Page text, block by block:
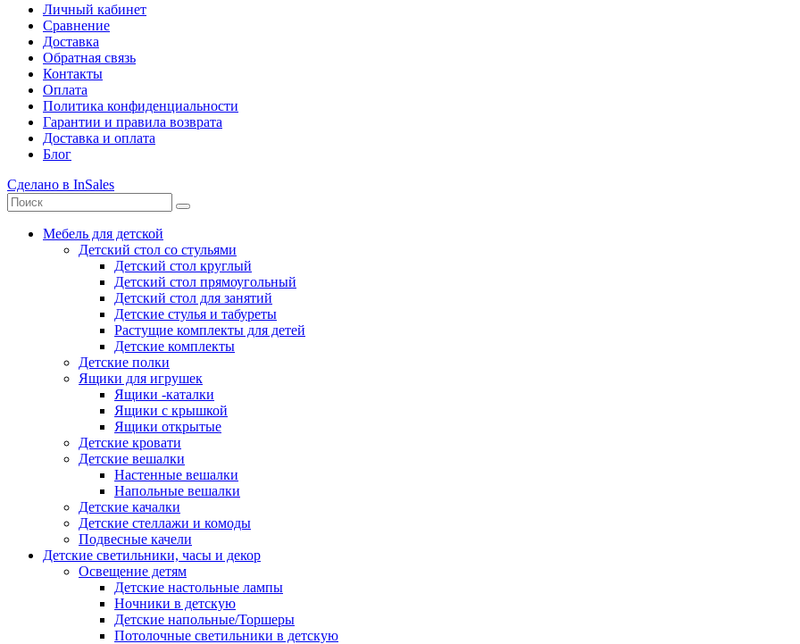
Личный кабинет
Сравнение
Доставка
Обратная связь
Контакты
Оплата
Политика конфиденциальности
Гарантии и правила возврата
Доставка и оплата
Блог
Сделано в InSales
Мебель для детской
Детский стол со стульями
Детский стол круглый
Детский стол прямоугольный
Детский стол для занятий
Детские стулья и табуреты
Растущие комплекты для детей
Детские комплекты
Детские полки
Ящики для игрушек
Ящики -каталки
Ящики с крышкой
Ящики открытые
Детские кровати
Детские вешалки
Настенные вешалки
Напольные вешалки
Детские качалки
Детские стеллажи и комоды
Подвесные качели
Детские светильники, часы и декор
Освещение детям
Детские настольные лампы
Ночники в детскую
Детские напольные/Торшеры
Потолочные светильники в детскую